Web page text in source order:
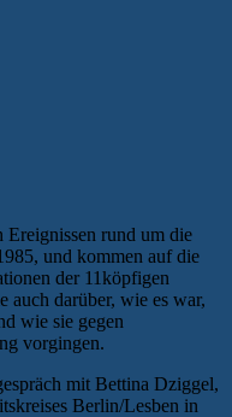
Ereignissen rund um die
und kommen auf die
der 11köpfigen
auch darüber, wie es war,
wie sie gegen
vorgingen.
mit Bettina Dziggel,
Berlin/Lesben in